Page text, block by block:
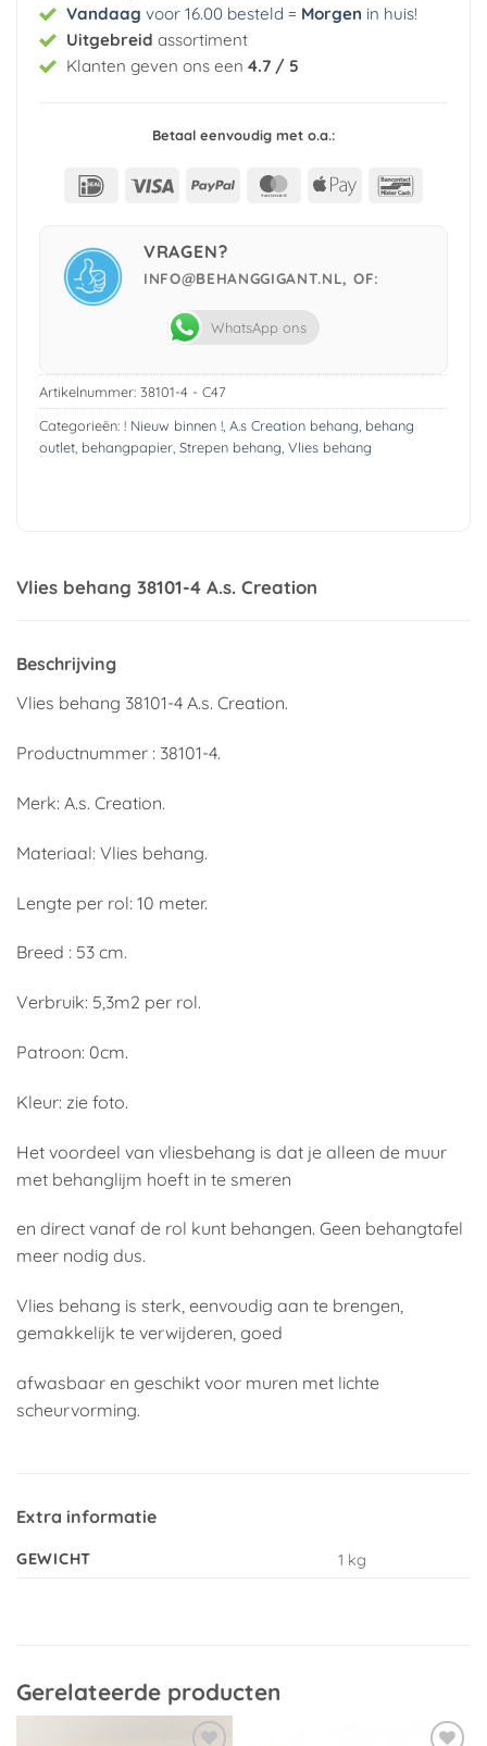
Vandaag voor 16.00 besteld = Morgen in huis!
Uitgebreid assortiment
Klanten geven ons een 4.7 / 5
Betaal eenvoudig met o.a.:
IDeal Visa PayPal MasterCard
Apple
VRAGEN?
INFO@BEHANGGIGANT.NL, OF:
WhatsApp ons
Artikelnummer: 38101-4 - C47
Categorieën: ! Nieuw binnen !, A.s Creation behang behang
outlet, behangpapier, Strepen behang Vlies behang
Vlies behang 38101-4 A.s. Creation
Beschrijving
Vlies behang 38101-4 A.s. Creation.
Productnummer : 38101-4.
Merk: A.s. Creation.
Materiaal: Vlies behang.
Lengte per rol: 10 meter.
Breed : 53 cm.
Verbruik: 5,3m2 per rol.
Patroon: 0cm.
Kleur: zie foto.
Het voordeel van vliesbehang is dat je alleen de muur
met behanglijm hoeft in te smeren
en direct vanaf de rol kunt behangen. Geen behangtafel
meer nodig dus.
Vlies behang is sterk, eenvoudig aan te brengen,
gemakkelijk te verwijderen, goed
afwasbaar en geschikt voor muren met lichte
scheurvorming.
Extra informatie
GEWICHT 1 kg
Gerelateerde producten